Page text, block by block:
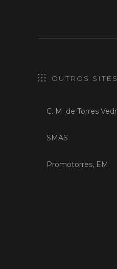
OUTROS
C. M. de Torres
SMAS
Promotorres, EM